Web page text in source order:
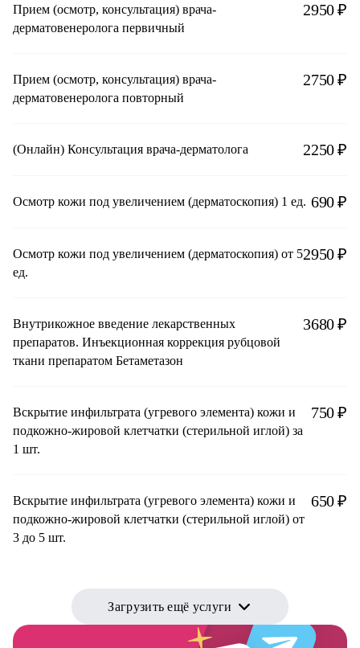
Прием (осмотр, консультация) врача-
дерматовенеролога первичный
2950 ₽
Прием (осмотр, консультация) врача-
дерматовенеролога повторный
2750 ₽
(Онлайн) Консультация врача-дерматолога 2250 ₽
Осмотр кожи под увеличением (дерматоскопия) 1 ед. 690 ₽
Осмотр кожи под увеличением (дерматоскопия) от 5
ед.
2950 ₽
Внутрикожное введение лекарственных
препаратов. Инъекционная коррекция рубцовой
ткани препаратом Бетаметазон
3680 ₽
Вскрытие инфильтрата (угревого элемента) кожи и
подкожно-жировой клетчатки (стерильной иглой) за
1 шт.
750 ₽
Вскрытие инфильтрата (угревого элемента) кожи и
подкожно-жировой клетчатки (стерильной иглой) от
3 до 5 шт.
650 ₽
Загрузить ещё услуги